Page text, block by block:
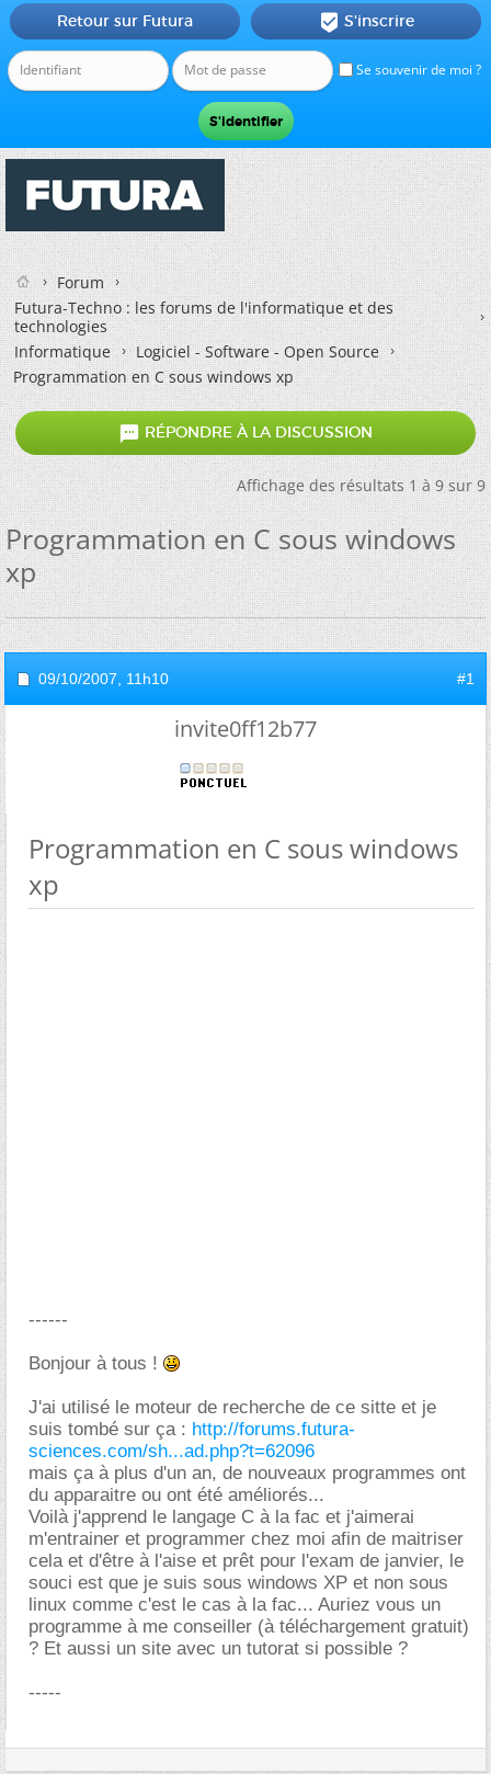
Se souvenir de moi ?
Retour sur Futura  S'inscrire
Forum
Futura-Techno : les forums de l'informatique et des
technologies
Informatique
Logiciel - Software - Open Source
Programmation en C sous windows xp
 RÉPONDRE À LA DISCUSSION
Affichage des résultats 1 à 9 sur 9
Programmation en C sous windows
xp
09/10/2007, 11h10 #1
invite0ff12b77
Programmation en C sous windows
xp
------
Bonjour à tous !
J'ai utilisé le moteur de recherche de ce sitte et je
suis tombé sur ça : http://forums.futura-
sciences.com/sh...ad.php?t=62096
mais ça à plus d'un an, de nouveaux programmes ont
du apparaitre ou ont été améliorés...
Voilà j'apprend le langage C à la fac et j'aimerai
m'entrainer et programmer chez moi afin de maitriser
cela et d'être à l'aise et prêt pour l'exam de janvier, le
souci est que je suis sous windows XP et non sous
linux comme c'est le cas à la fac... Auriez vous un
programme à me conseiller (à téléchargement gratuit)
? Et aussi un site avec un tutorat si possible ?
-----